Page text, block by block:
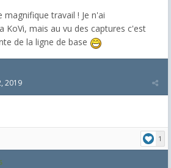
travail ! Je n'ai
KoVi, mais au vu des captures c'est
de la ligne de base
2019
1